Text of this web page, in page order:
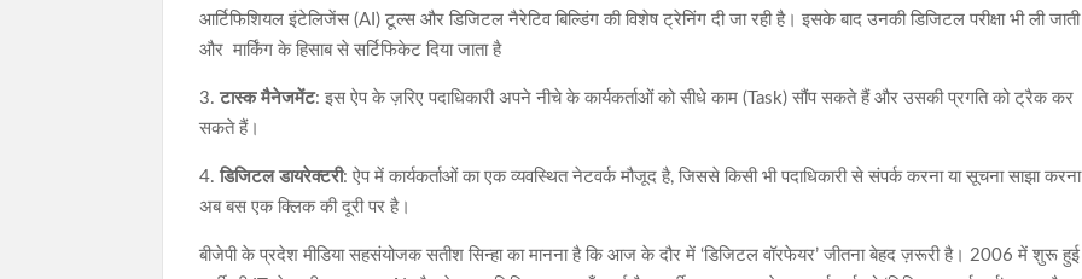
आर्टिफिशियल इंटेलिजेंस (AI) टूल्स और डिजिटल नैरेटिव बिल्डिंग की विशेष ट्रेनिंग दी जा रही है। इसके बाद उनकी डिजिटल परीक्षा भी ली
और मार्किंग के हिसाब से सर्टिफिकेट दिया जाता है
3.टास्क मैनेजमेंट: इस ऐप के ज़रिए पदाधिकारी अपने नीचे के कार्यकर्ताओं को सीधे काम (Task) सौंप सकते हैं और उसकी प्रगति को ट्रैक कर
सकते हैं।
4.डिजिटल डायरेक्टरी: ऐप में कार्यकर्ताओं का एक व्यवस्थित नेटवर्क मौजूद है, जिससे किसी भी पदाधिकारी से संपर्क करना या सूचना साझा करना
अब बस एक क्लिक की दूरी पर है।
बीजेपी के प्रदेश मीडिया सहसंयोजक सतीश सिन्हा का मानना है कि आज के दौर में ‘डिजिटल वॉरफेयर’ जीतना बेहद ज़रूरी है। 2006 में शुरू हुई